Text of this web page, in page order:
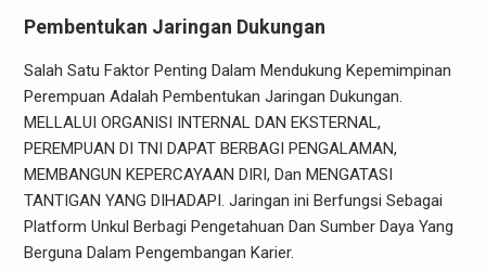
Pembentukan Jaringan Dukungan
Salah Satu Faktor Penting Dalam Mendukung Kepemimpinan
Perempuan Adalah Pembentukan Jaringan Dukungan.
MELLALUI ORGANISI INTERNAL DAN EKSTERNAL,
PEREMPUAN DI TNI DAPAT BERBAGI PENGALAMAN,
MEMBANGUN KEPERCAYAAN DIRI, Dan MENGATASI
TANTIGAN YANG DIHADAPI. Jaringan ini Berfungsi Sebagai
Platform Unkul Berbagi Pengetahuan Dan Sumber Daya Yang
Berguna Dalam Pengembangan Karier.